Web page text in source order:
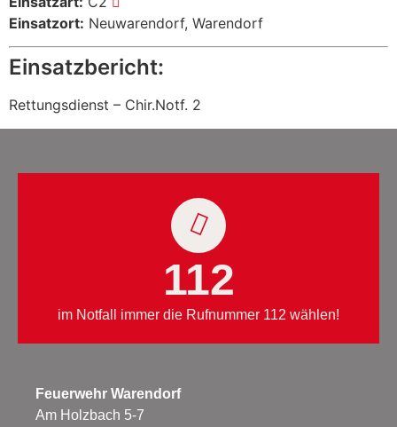
Einsatzort: Neuwarendorf, Warendorf
Einsatzbericht:
Rettungsdienst – Chir.Notf. 2
112
im Notfall immer die Rufnummer 112 wählen!
Feuerwehr Warendorf
Am Holzbach 5-7